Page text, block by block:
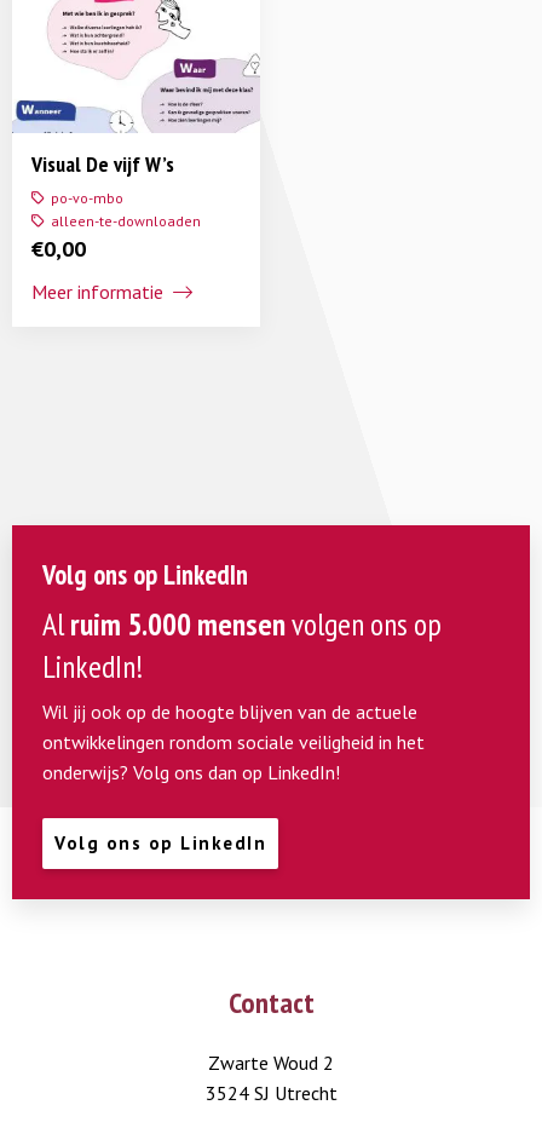
Visual De vijf W’s
po-vo-mbo
alleen-te-downloaden
€0,00
Meer informatie
Volg ons op LinkedIn
Alruim 5.000 mensenvolgen ons op
LinkedIn!
Wil jij ook op de hoogte blijven van de actuele
ontwikkelingen rondom sociale veiligheid in het
onderwijs? Volg ons dan op LinkedIn!
Volg ons op LinkedIn
Contact
Zwarte Woud 2
3524 SJ Utrecht